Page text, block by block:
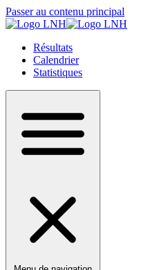
Passer au contenu principal
Résultats
Calendrier
Statistiques